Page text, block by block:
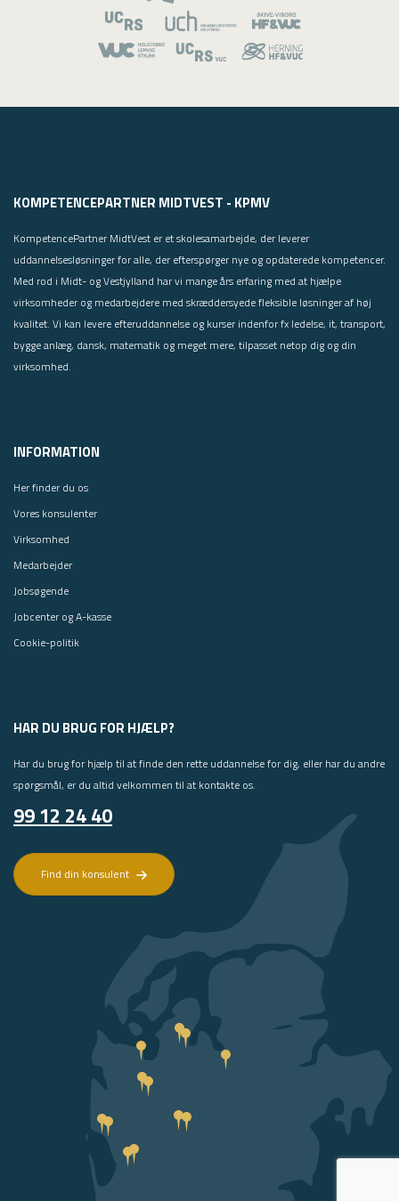
KOMPETENCEPARTNER MIDTVEST - KPMV
KompetencePartner MidtVest er et skolesamarbejde, der leverer
uddannelsesløsninger for alle, der efterspørger nye og opdaterede kompetencer.
Med rod i Midt- og Vestjylland har vi mange års erfaring med at hjælpe
virksomheder og medarbejdere med skræddersyede fleksible løsninger af høj
kvalitet. Vi kan levere efteruddannelse og kurser indenfor fx ledelse, it, transport,
bygge anlæg, dansk, matematik og meget mere, tilpasset netop dig og din
virksomhed.
INFORMATION
Her finder du os
Vores konsulenter
Virksomhed
Medarbejder
Jobsøgende
Jobcenter og A-kasse
Cookie-politik
HAR DU BRUG FOR HJÆLP?
Har du brug for hjælp til at finde den rette uddannelse for dig, eller har du andre
spørgsmål, er du altid velkommen til at kontakte os.
99 12 24 40
Find din konsulent